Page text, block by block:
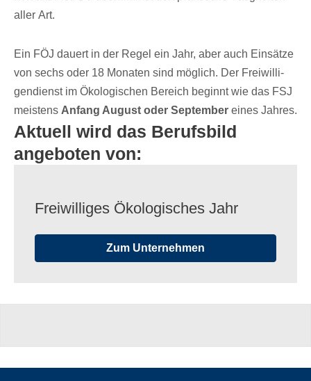
aller Art.
Ein FÖJ dauert in der Regel ein Jahr, aber auch Einsätze
von sechs oder 18 Mona­ten sind möglich. Der Frei­wil­li­
gen­dienst im Ökolo­gi­schen Bereich beginnt wie das FSJ
meis­tens Anfang August oder Septem­ber eines Jahres.
Aktuell wird das Berufsbild
angeboten von:
Frei­wil­li­ges Ökolo­gi­sches Jahr
Zum Unternehmen